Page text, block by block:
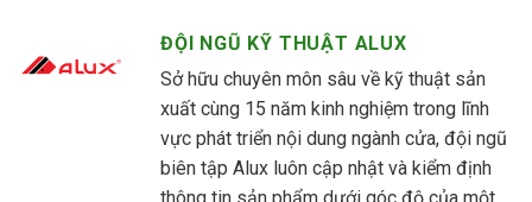
ĐỘI NGŨ KỸ THUẬT ALUX
Sở hữu chuyên môn sâu về kỹ thuật sản
xuất cùng 15 năm kinh nghiệm trong lĩnh
vực phát triển nội dung ngành cửa, đội ngũ
biên tập Alux luôn cập nhật và kiểm định